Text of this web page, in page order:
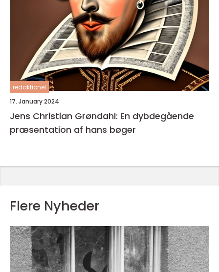
redaktionel
17. January 2024
Jens Christian Grøndahl: En dybdegående
præsentation af hans bøger
Flere Nyheder